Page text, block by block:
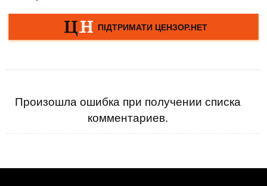
Произошла ошибка при получении списка
комментариев.